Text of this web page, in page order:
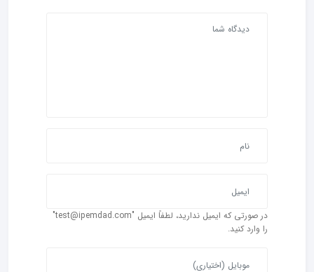
در صورتی که ایمیل ندارید، لطفاً ایمیل "test@ipemdad.com"
را وارد کنید.